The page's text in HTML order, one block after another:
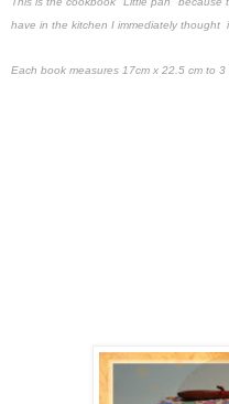
have in the kitchen I immediately thought
Each book measures 17cm x 22.5 cm to